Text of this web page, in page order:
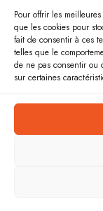
Pour offrir les
que les cookies pour
fait de consentir à ces
telles que le
de ne pas consentir ou
sur certaines
MENUS
Biographie